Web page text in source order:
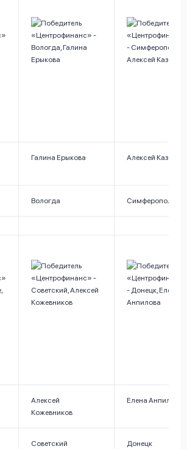
Галина Ерыкова Алексей Казаков
Вологда Симферополь
Алексей
Кожевников
Елена Анпилова
Советский Донецк